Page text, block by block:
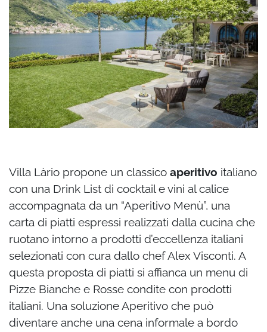
Villa Làrio propone un classico aperitivo italiano
con una Drink List di cocktail e vini al calice
accompagnata da un “Aperitivo Menù”, una
carta di piatti espressi realizzati dalla cucina che
ruotano intorno a prodotti d’eccellenza italiani
selezionati con cura dallo chef Alex Visconti. A
questa proposta di piatti si affianca un menu di
Pizze Bianche e Rosse condite con prodotti
italiani. Una soluzione Aperitivo che può
diventare anche una cena informale a bordo